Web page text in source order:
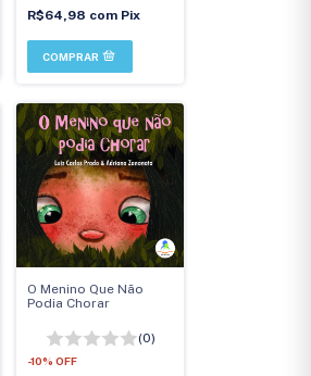
R$64,98 com Pix
O Menino Que Não
Podia Chorar
(0)
-10% OFF